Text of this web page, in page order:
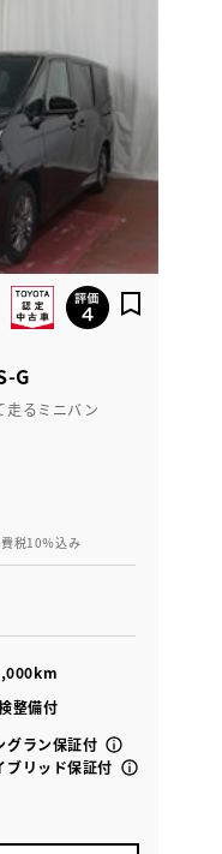
G
走るミニバン
税10％込み
整備付
グラン保証付
ブリッド保証付